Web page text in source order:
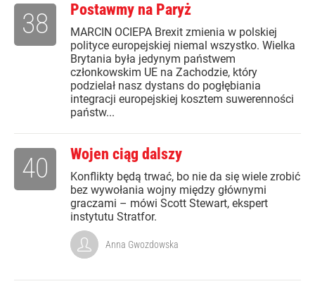
Postawmy na Paryż
MARCIN OCIEPA Brexit zmienia w polskiej
polityce europejskiej niemal wszystko. Wielka
Brytania była jedynym państwem
członkowskim UE na Zachodzie, który
podzielał nasz dystans do pogłębiania
integracji europejskiej kosztem suwerenności
państw...
38
Wojen ciąg dalszy
Konflikty będą trwać, bo nie da się wiele zrobić
bez wywołania wojny między głównymi
graczami – mówi Scott Stewart, ekspert
instytutu Stratfor.
40
Anna Gwozdowska